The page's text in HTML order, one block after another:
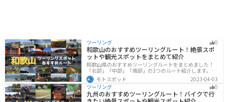
ツーリング 0
和歌山のおすすめツーリングルート！絶景スポ
ットや観光スポットをまとめて紹介
和歌山県のおすすめツーリングルートをまとめました！
「北部」「中部」「南部」の3つのルート紹介します。海
と山に囲まれた自然豊かなエリアが広がり、様々な楽し
み方ができます。バイクで和歌山県にツーリングに行く
際は参考にしてください。
モトスポット
2023-04-03
ツーリング
0
九州のおすすめツーリングルート！バイクで行